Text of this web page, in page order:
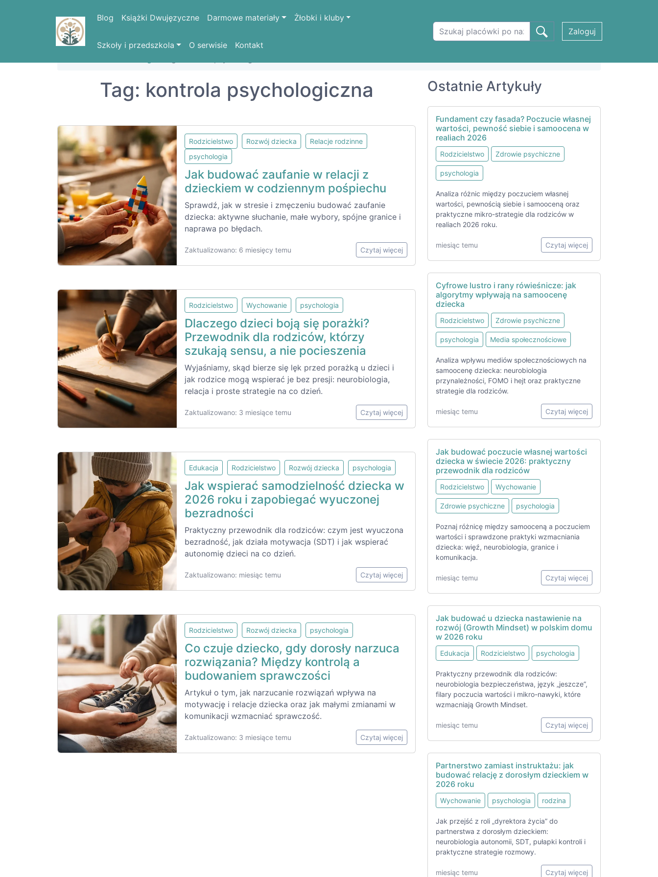
Blog Książki Dwujęzyczne Darmowe materiały Żłobki i kluby
Szkoły i przedszkola O serwisie Kontakt
Zaloguj
Tag: kontrola psychologiczna
Rodzicielstwo Rozwój dziecka
Relacje rodzinne
psychologia
Jak budować zaufanie w relacji z
dzieckiem w codziennym pośpiechu
Sprawdź, jak w stresie i zmęczeniu budować zaufanie
dziecka: aktywne słuchanie, małe wybory, spójne granice i
naprawa po błędach.
Zaktualizowano: 6 miesięcy temu Czytaj więcej
Rodzicielstwo Wychowanie psychologia
Dlaczego dzieci boją się porażki?
Przewodnik dla rodziców, którzy
szukają sensu, a nie pocieszenia
Wyjaśniamy, skąd bierze się lęk przed porażką u dzieci i
jak rodzice mogą wspierać je bez presji: neurobiologia,
relacja i proste strategie na co dzień.
Zaktualizowano: 3 miesiące temu Czytaj więcej
Edukacja Rodzicielstwo Rozwój dziecka psychologia
Jak wspierać samodzielność dziecka w
2026 roku i zapobiegać wyuczonej
bezradności
Praktyczny przewodnik dla rodziców: czym jest wyuczona
bezradność, jak działa motywacja (SDT) i jak wspierać
autonomię dzieci na co dzień.
Zaktualizowano: miesiąc temu Czytaj więcej
Rodzicielstwo Rozwój dziecka psychologia
Co czuje dziecko, gdy dorosły narzuca
rozwiązania? Między kontrolą a
budowaniem sprawczości
Artykuł o tym, jak narzucanie rozwiązań wpływa na
motywację i relacje dziecka oraz jak małymi zmianami w
komunikacji wzmacniać sprawczość.
Zaktualizowano: 3 miesiące temu Czytaj więcej
Ostatnie Artykuły
Fundament czy fasada? Poczucie własnej
wartości, pewność siebie i samoocena w
realiach 2026
Rodzicielstwo Zdrowie psychiczne
psychologia
Analiza różnic między poczuciem własnej
wartości, pewnością siebie i samooceną oraz
praktyczne mikro-strategie dla rodziców w
realiach 2026 roku.
miesiąc temu Czytaj więcej
Cyfrowe lustro i rany rówieśnicze: jak
algorytmy wpływają na samoocenę
dziecka
Rodzicielstwo Zdrowie psychiczne
psychologia Media społecznościowe
Analiza wpływu mediów społecznościowych na
samoocenę dziecka: neurobiologia
przynależności, FOMO i hejt oraz praktyczne
strategie dla rodziców.
miesiąc temu Czytaj więcej
Jak budować poczucie własnej wartości
dziecka w świecie 2026: praktyczny
przewodnik dla rodziców
Rodzicielstwo Wychowanie
Zdrowie psychiczne psychologia
Poznaj różnicę między samooceną a poczuciem
wartości i sprawdzone praktyki wzmacniania
dziecka: więź, neurobiologia, granice i
komunikacja.
miesiąc temu Czytaj więcej
Jak budować u dziecka nastawienie na
rozwój (Growth Mindset) w polskim domu
w 2026 roku
Edukacja Rodzicielstwo psychologia
Praktyczny przewodnik dla rodziców:
neurobiologia bezpieczeństwa, język „jeszcze”,
filary poczucia wartości i mikro-nawyki, które
wzmacniają Growth Mindset.
miesiąc temu Czytaj więcej
Partnerstwo zamiast instruktażu: jak
budować relację z dorosłym dzieckiem w
2026 roku
Wychowanie psychologia rodzina
Jak przejść z roli „dyrektora życia” do
partnerstwa z dorosłym dzieckiem:
neurobiologia autonomii, SDT, pułapki kontroli i
praktyczne strategie rozmowy.
miesiąc temu Czytaj więcej